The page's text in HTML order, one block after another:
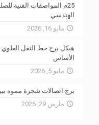
الهندسي
مايو 16, 2026
هيكل برج خط النقل
الأساس
مايو 5, 2026
برج اتصالات شجرة مموه
مارس 29, 2026